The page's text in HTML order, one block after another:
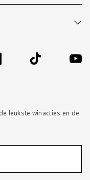
TikTok
leukste winacties en de